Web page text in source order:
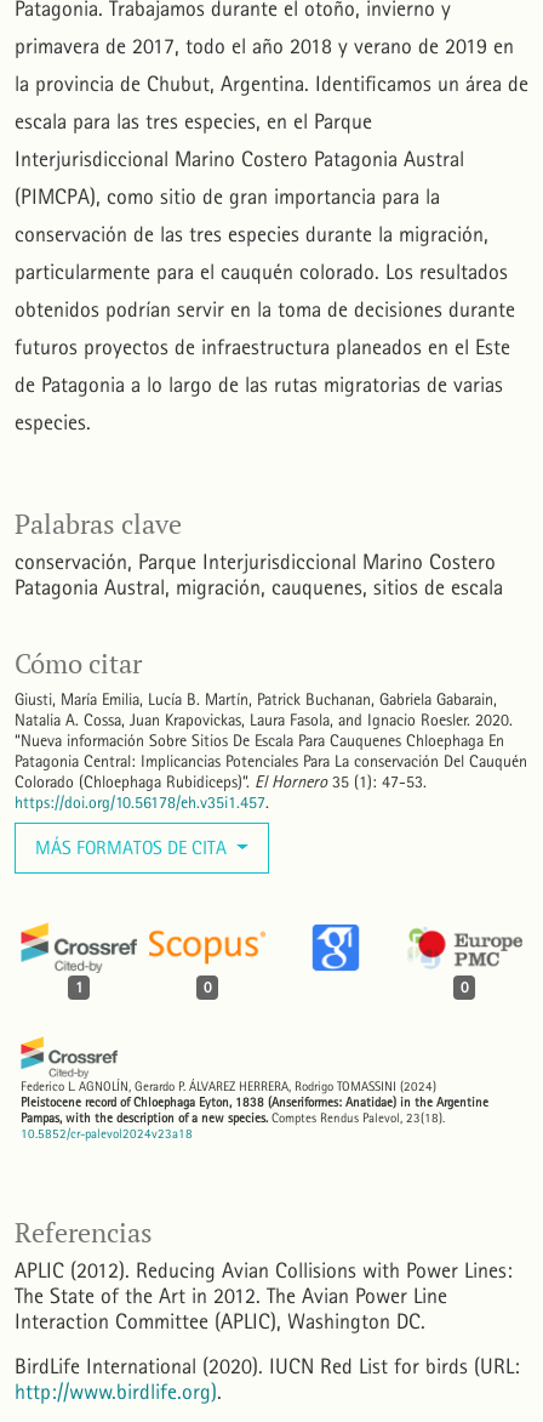
Palabras clave
conservación Parque Interjurisdiccional Marino Costero
Patagonia Austral migración cauquenes sitios de escala
Cómo citar
Giusti, María Emilia, Lucía B. Martín, Patrick Buchanan, Gabriela Gabarain,
Natalia A. Cossa, Juan Krapovickas, Laura Fasola, and Ignacio Roesler. 2020.
“Nueva información Sobre Sitios De Escala Para Cauquenes Chloephaga En
Patagonia Central: Implicancias Potenciales Para La conservación Del Cauquén
Colorado (Chloephaga Rubidiceps)”. El Hornero35 (1): 47-53.
https://doi.org/10.56178/eh.v35i1.457.
MÁS FORMATOS DE CITA
1 0 0
Federico L. AGNOLÍN, Gerardo P. ÁLVAREZ HERRERA, Rodrigo TOMASSINI (2024)
Pleistocene record of Chloephaga Eyton, 1838 (Anseriformes: Anatidae) in the Argentine
Pampas, with the description of a new species. Comptes Rendus Palevol, 23(18).
10.5852/cr-palevol2024v23a18
Patagonia. Trabajamos durante el otoño, invierno y
primavera de 2017, todo el año 2018 y verano de 2019 en
la provincia de Chubut, Argentina. Identificamos un área de
escala para las tres especies, en el Parque
Interjurisdiccional Marino Costero Patagonia Austral
(PIMCPA), como sitio de gran importancia para la
conservación de las tres especies durante la migración,
particularmente para el cauquén colorado. Los resultados
obtenidos podrían servir en la toma de decisiones durante
futuros proyectos de infraestructura planeados en el Este
de Patagonia a lo largo de las rutas migratorias de varias
especies.
Referencias
APLIC (2012). Reducing Avian Collisions with Power Lines:
The State of the Art in 2012. The Avian Power Line
Interaction Committee (APLIC), Washington DC.
BirdLife International (2020). IUCN Red List for birds (URL:
http://www.birdlife.org).